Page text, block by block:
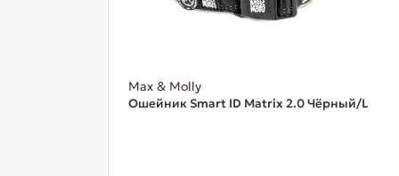
Max & Molly
Ошейник Smart ID Matrix 2.0 Чёрный/L